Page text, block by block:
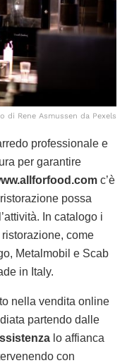
di Rene Asmussen da Pexels
professionale e
per garantire
c’è
possa
In catalogo i
come
Metalmobil e Scab
in Italy.
nella vendita online
partendo dalle
lo affianca
con